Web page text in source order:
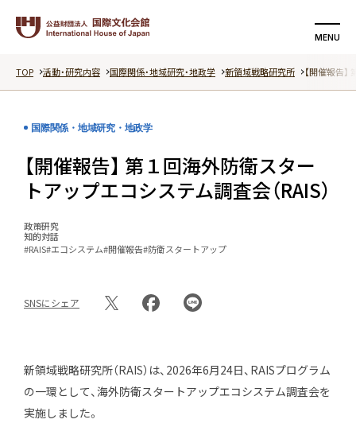
MENU
検索する 支援する
活動・研究内容
イベント
動画
エキスパート
TOP 活動・研究内容 国際関係・地域研究・地政学 新領域戦略研究所 【開催報告
国際関係・地域研究・地政学
【開催報告】 第１回海外防衛スター
トアップエコシステム調査会（RAIS）
政策研究
知的対話
#RAIS#エコシステム#開催報告#防衛スタートアップ
SNSにシェア
新領域戦略研究所（RAIS）は、2026年6月24日、RAISプログラム
の一環として、海外防衛スタートアップエコシステム調査会を
実施しました。